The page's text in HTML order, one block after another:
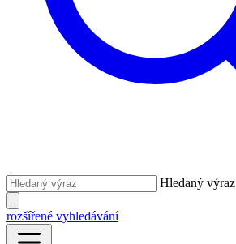
Hledaný výraz
rozšířené vyhledávání